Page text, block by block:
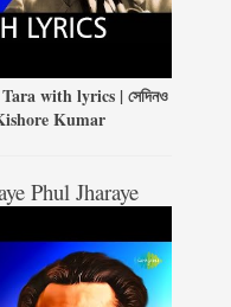
with lyrics | সেদিনও
Kumar
Phul Jharaye